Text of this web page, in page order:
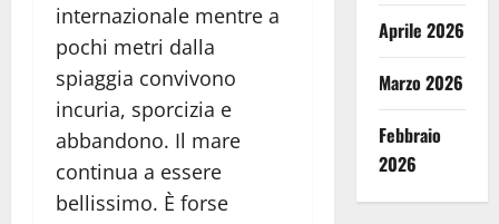
internazionale mentre a
pochi metri dalla
spiaggia convivono
incuria, sporcizia e
abbandono. Il mare
continua a essere
bellissimo. È forse
Aprile 2026
Marzo 2026
Febbraio
2026